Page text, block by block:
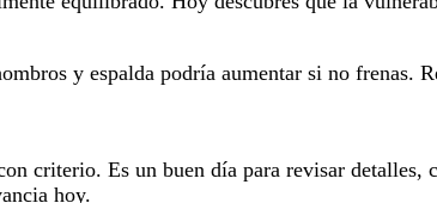
y espalda podría aumentar si no frenas.
criterio. Es un buen día para revisar detalles,
hoy.